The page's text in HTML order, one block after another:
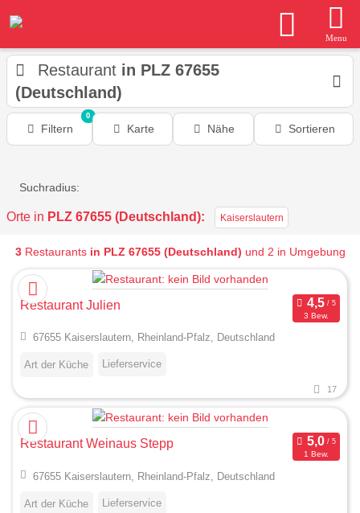
Menu
Restaurant in PLZ 67655
(Deutschland)
Filtern
0
Karte Nähe Sortieren
Suchradius:
Orte in PLZ 67655 (Deutschland): Kaiserslautern
3Restaurants in PLZ 67655 (Deutschland) und 2 in Umgebung
Restaurant Julien
3 Bew.
67655 Kaiserslautern, Rheinland-Pfalz, Deutschland
Art der Küche Lieferservice
17
Restaurant Weinaus Stepp
1 Bew.
67655 Kaiserslautern, Rheinland-Pfalz, Deutschland
Art der Küche Lieferservice